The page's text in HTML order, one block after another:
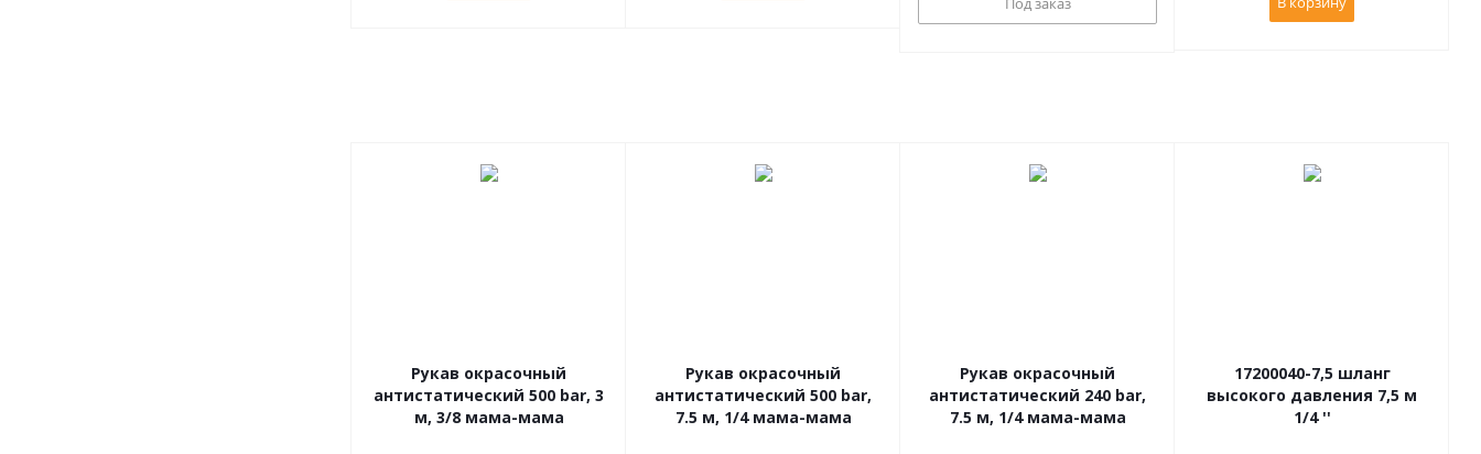
Рукав окрасочный
антистатический 500 bar, 3
м, 3/8 мама-мама
Рукав окрасочный
антистатический 500 bar,
7.5 м, 1/4 мама-мама
Рукав окрасочный
антистатический 240 bar,
7.5 м, 1/4 мама-мама
17200040-7,5 шланг
высокого давления 7,5 м
1/4 ''